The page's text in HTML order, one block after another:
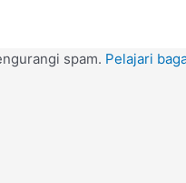
spam. Pelajari